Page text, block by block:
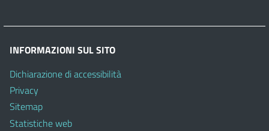
INFORMAZIONI SUL SITO
Dichiarazione di accessibilità
Privacy
Sitemap
Statistiche web